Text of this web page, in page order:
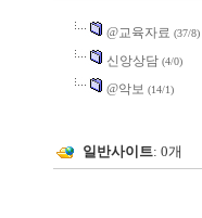
@교육자료 (37/8)
신앙상담 (4/0)
@악보 (14/1)
일반사이트: 0개